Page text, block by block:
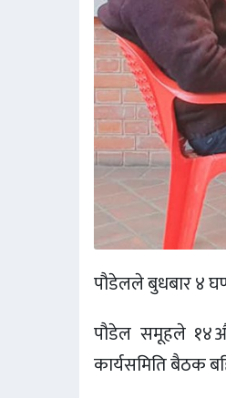
पौडेलले बुधबार ४
पौडेल समूहले १४औं
कार्यसमिति बैठक